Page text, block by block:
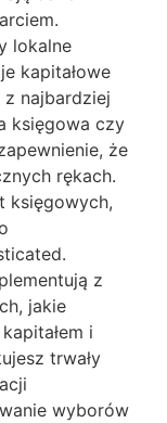
lokalne
kapitałowe
najbardziej
księgowa czy
że
rękach.
księgowych,
z
jakie
i
trwały
wyborów